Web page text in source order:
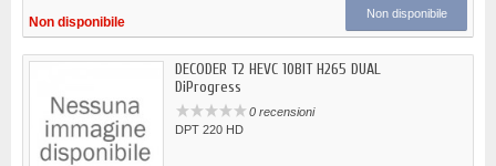
Non disponibile
Non disponibile
DECODER T2 HEVC 10BIT H265 DUAL
DiProgress
0 recensioni
DPT 220 HD